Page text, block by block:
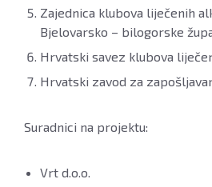
Zajednica klubova liječenih
Bjelovarsko – bilogorske
Hrvatski savez klubova
Hrvatski zavod za
Suradnici na projektu:
Vrt d.o.o.